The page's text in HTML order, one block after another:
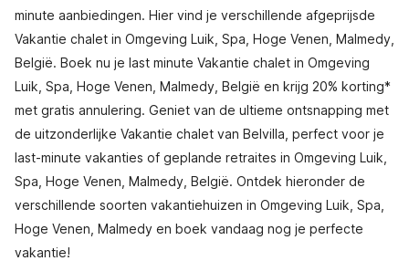
minute aanbiedingen. Hier vind je verschillende afgeprijsde
Vakantie chalet in Omgeving Luik, Spa, Hoge Venen, Malmedy,
België. Boek nu je last minute Vakantie chalet in Omgeving
Luik, Spa, Hoge Venen, Malmedy, België en krijg 20% korting*
met gratis annulering. Geniet van de ultieme ontsnapping met
de uitzonderlijke Vakantie chalet van Belvilla, perfect voor je
last-minute vakanties of geplande retraites in Omgeving Luik,
Spa, Hoge Venen, Malmedy, België. Ontdek hieronder de
verschillende soorten vakantiehuizen in Omgeving Luik, Spa,
Hoge Venen, Malmedy en boek vandaag nog je perfecte
vakantie!